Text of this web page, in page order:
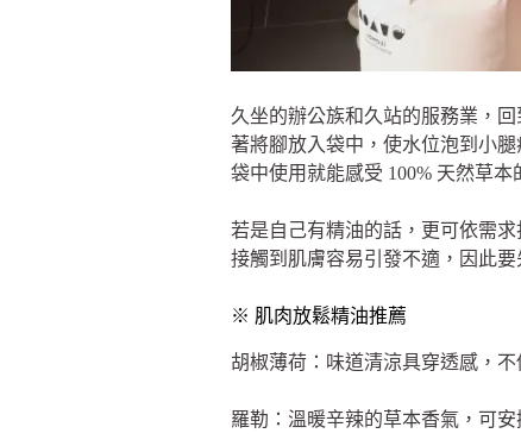
久坐的辦公族和久站的服務業，
著將腳放入袋中，使水位泡到小
袋中使用就能感受 100% 天然草本
若是自己有精油的話，更可依需
接觸到肌膚容易引發不適，因此
※ 肌肉放鬆精油推薦
胡椒薄荷：味道清涼具穿透感，
羅勒：溫暖辛辣的草本香氣，可